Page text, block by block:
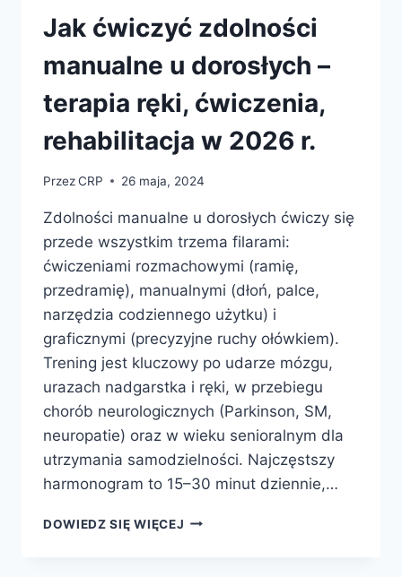
Jak ćwiczyć zdolności
manualne u dorosłych –
terapia ręki, ćwiczenia,
rehabilitacja w 2026 r.
PrzezCRP 26 maja, 2024
Zdolności manualne u dorosłych ćwiczy się
przede wszystkim trzema filarami:
ćwiczeniami rozmachowymi (ramię,
przedramię), manualnymi (dłoń, palce,
narzędzia codziennego użytku) i
graficznymi (precyzyjne ruchy ołówkiem).
Trening jest kluczowy po udarze mózgu,
urazach nadgarstka i ręki, w przebiegu
chorób neurologicznych (Parkinson, SM,
neuropatie) oraz w wieku senioralnym dla
utrzymania samodzielności. Najczęstszy
harmonogram to 15–30 minut dziennie,…
DOWIEDZ SIĘ WIĘCEJ JAK